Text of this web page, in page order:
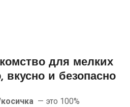
для мелких
вкусно и безопасно
— это 100%